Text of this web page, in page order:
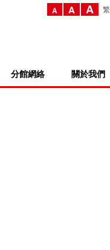
A A A 繁
分館網絡 關於我們